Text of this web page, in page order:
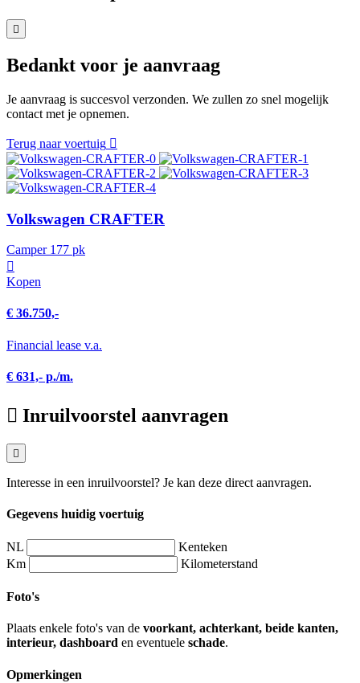
Bedankt voor je aanvraag
Je aanvraag is succesvol verzonden. We zullen zo snel mogelijk
contact met je opnemen.
Terug naar voertuig
Volkswagen CRAFTER
Camper 177 pk
Kopen
€ 36.750,-
Financial lease v.a.
€ 631,- p./m.
Inruilvoorstel aanvragen
Interesse in een inruilvoorstel? Je kan deze direct aanvragen.
Gegevens huidig voertuig
NL
Kenteken
Km
Kilometerstand
Foto's
Plaats enkele foto's van de voorkant, achterkant, beide kanten,
interieur, dashboard en eventuele schade.
Opmerkingen